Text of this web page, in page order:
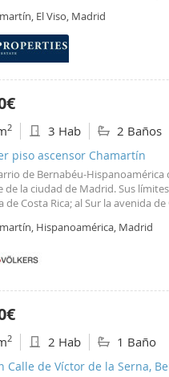
con toda clase de servicios y
Espinay autobuses. ¿Te imaginas
El Viso, Madrid
2 3 Hab 2 Baños
piso ascensor Chamartín
de Bernabéu-
de la ciudad de Madrid. Sus
de Costa Rica; al Sur la avenida de
de educativos y de salud,
Hispanoamérica, Madrid
2 2 Hab 1 Baño
Calle de Víctor de la Serna,